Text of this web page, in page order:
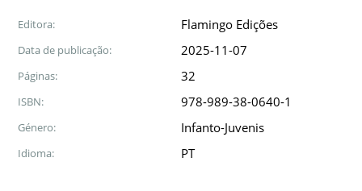
Editora: Flamingo Edições
Data de publicação: 2025-11-07
Páginas: 32
ISBN: 978-989-38-0640-1
Género: Infanto-Juvenis
Idioma: PT